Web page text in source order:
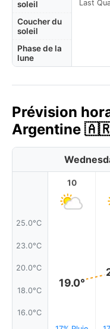
soleil
Coucher du
soleil
Phase de la
lune
Last
Prévision
Argentine
25.0°C
23.0°C
20.0°C
18.0°C
16.0°C
10
19.0°